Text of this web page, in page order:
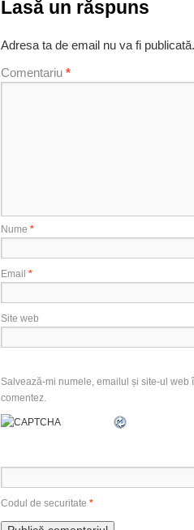
Lasă un răspuns
Adresa ta de email nu va fi publicată.
Comentariu *
Nume *
Email *
Site web
Salvează-mi numele, emailul și site-ul
comentez.
Codul de securitate *